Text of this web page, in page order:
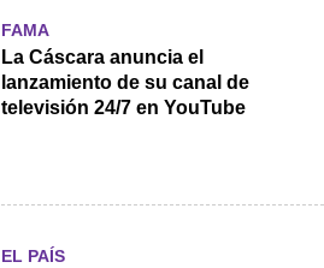
FAMA
La Cáscara anuncia el
lanzamiento de su canal de
televisión 24/7 en YouTube
EL PAÍS